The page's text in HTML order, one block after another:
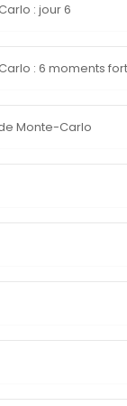
: jour 6
: 6 moments
Monte-Carlo